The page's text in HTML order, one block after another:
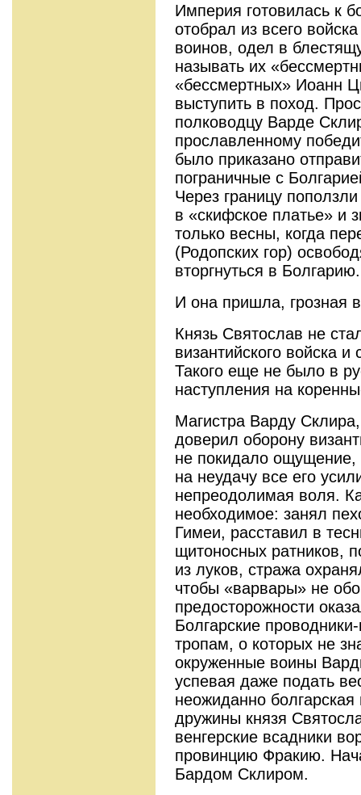
Империя готовилась к
отобрал из всего
воинов, одел в
называть их
«бессмертных» Иоанн
выступить в поход.
полководцу Варде
прославленному
было приказано
пограничные с
Через границу
в «скифское платье» и
только весны, когда
(Родопских гор)
вторгнуться в Болгарию.
И она пришла, грозная
Князь Святослав не
византийского войска
Такого еще не было в
наступления на
Магистра Варду
доверил оборону
не покидало ощущение,
на неудачу все его
непреодолимая воля.
необходимое: занял
Гимеи, расставил в
щитоносных ратников,
из луков, стража
чтобы «варвары» не
предосторожности
Болгарские
тропам, о которых не
окруженные воины
успевая даже подать
неожиданно
дружины князя
венгерские всадники
провинцию Фракию.
Бардом Склиром.